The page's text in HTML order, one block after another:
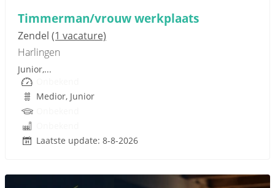
Timmerman/vrouw werkplaats
Zendel (1 vacature)
Harlingen
Junior,...
Medior, Junior
Laatste update: 8-8-2026